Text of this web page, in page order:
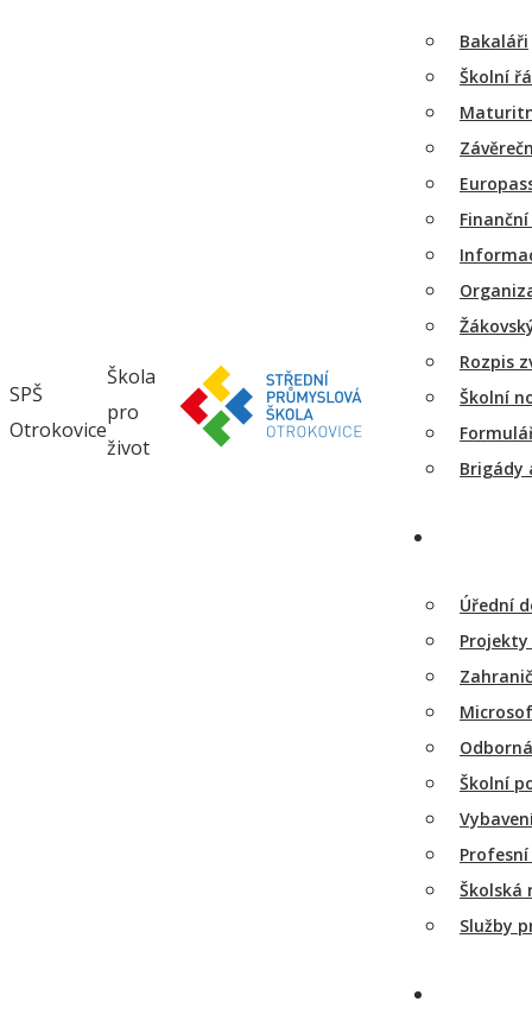
SPŠ
Otrokovice
Škola
pro
život
Bakaláři
Školní
Rozpis
Školní
Brigády
Úřední
Školní
Školská
Služby